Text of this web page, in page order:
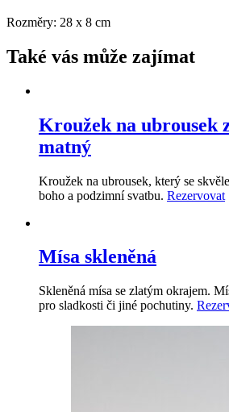
Rozměry: 28 x 8 cm
Také vás může zajímat
Kroužek na ubrousek
matný
Kroužek na ubrousek, který se
boho a podzimní svatbu. Rezervovat
Mísa skleněná
Skleněná mísa se zlatým okrajem.
pro sladkosti či jiné pochutiny.